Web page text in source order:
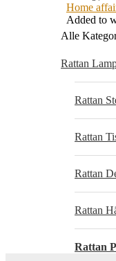
Home
Added to
Alle
Rattan
Rattan
Rattan
Rattan
Rattan
Rattan